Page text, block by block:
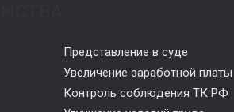
Представление в суде
Увеличение заработной платы
Контроль соблюдения ТК РФ